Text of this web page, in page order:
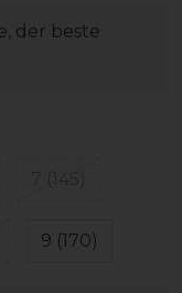
der beste
9 (170)